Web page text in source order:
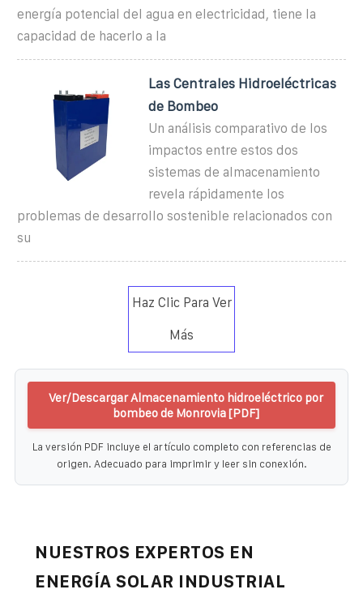
energía potencial del agua en electricidad, tiene la
capacidad de hacerlo a la
Las Centrales Hidroeléctricas
de Bombeo
Un análisis comparativo de los
impactos entre estos dos
sistemas de almacenamiento
revela rápidamente los
problemas de desarrollo sostenible relacionados con
su
Haz Clic Para Ver
Más
Ver/Descargar Almacenamiento hidroeléctrico por
bombeo de Monrovia [PDF]
La versión PDF incluye el artículo completo con referencias de
origen. Adecuado para imprimir y leer sin conexión.
NUESTROS EXPERTOS EN
ENERGÍA SOLAR INDUSTRIAL